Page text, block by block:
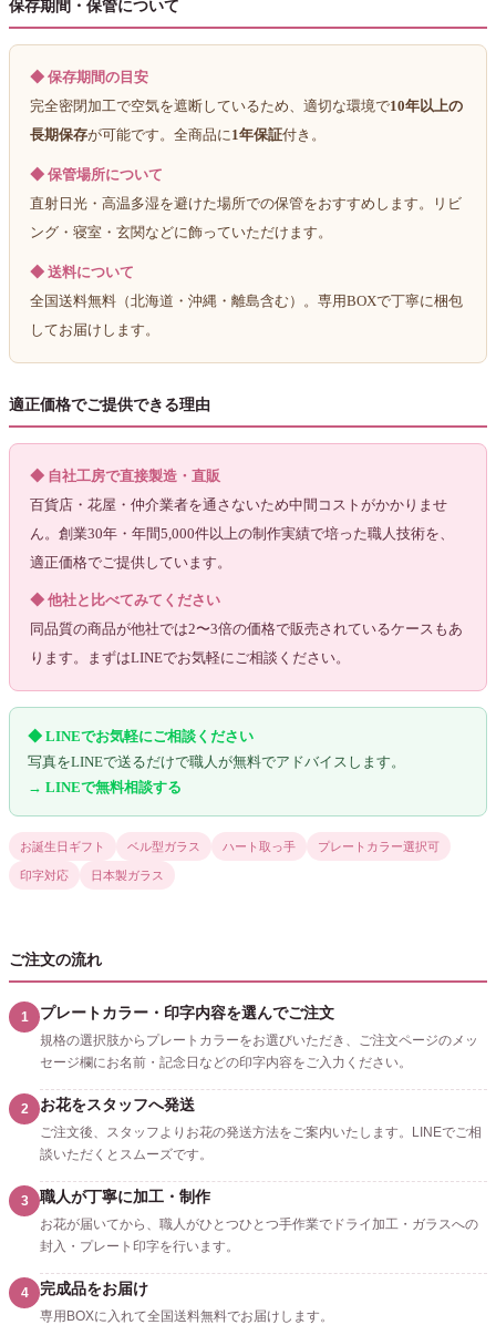
保存期間・保管について
◆ 保存期間の目安
完全密閉加工で空気を遮断しているため、適切な環境で10年以上の
長期保存が可能です。全商品に1年保証付き。
◆ 保管場所について
直射日光・高温多湿を避けた場所での保管をおすすめします。リビ
ング・寝室・玄関などに飾っていただけます。
◆ 送料について
全国送料無料（北海道・沖縄・離島含む）。専用BOXで丁寧に梱包
してお届けします。
適正価格でご提供できる理由
◆ 自社工房で直接製造・直販
百貨店・花屋・仲介業者を通さないため中間コストがかかりませ
ん。創業30年・年間5,000件以上の制作実績で培った職人技術を、
適正価格でご提供しています。
◆ 他社と比べてみてください
同品質の商品が他社では2〜3倍の価格で販売されているケースもあ
ります。まずはLINEでお気軽にご相談ください。
◆ LINEでお気軽にご相談ください
写真をLINEで送るだけで職人が無料でアドバイスします。
→ LINEで無料相談する
お誕生日ギフト ベル型ガラス ハート取っ手 プレートカラー選択可
印字対応 日本製ガラス
ご注文の流れ
1 プレートカラー・印字内容を選んでご注文
規格の選択肢からプレートカラーをお選びいただき、ご注文ページのメッ
セージ欄にお名前・記念日などの印字内容をご入力ください。
2 お花をスタッフへ発送
ご注文後、スタッフよりお花の発送方法をご案内いたします。LINEでご相
談いただくとスムーズです。
3 職人が丁寧に加工・制作
お花が届いてから、職人がひとつひとつ手作業でドライ加工・ガラスへの
封入・プレート印字を行います。
4 完成品をお届け
専用BOXに入れて全国送料無料でお届けします。